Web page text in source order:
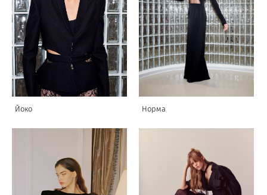
Йоко Норма